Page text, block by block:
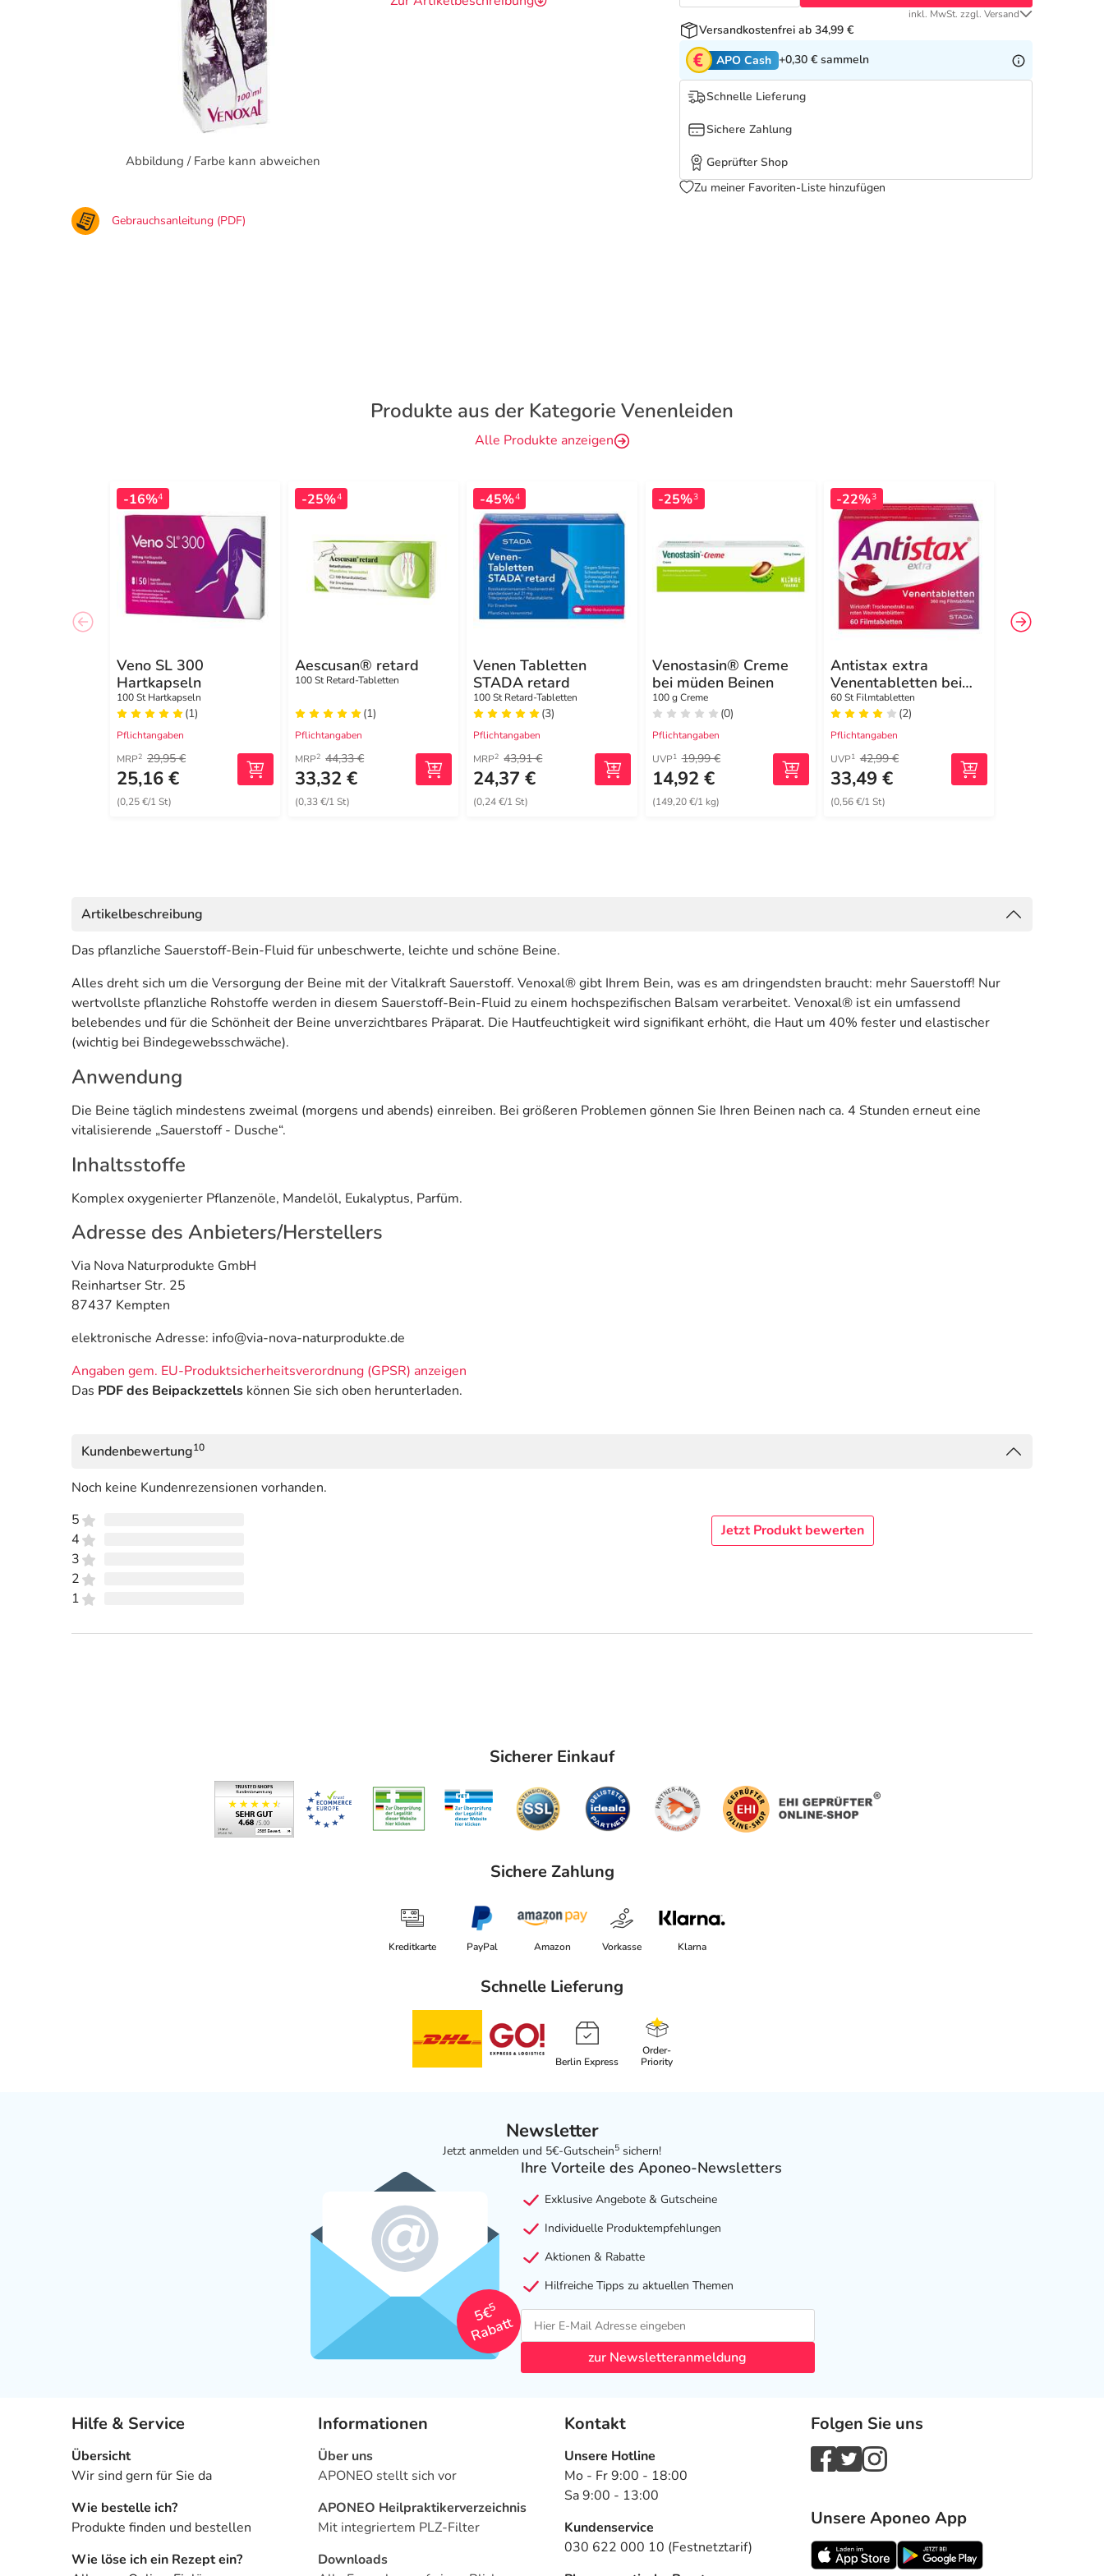
Abbildung / Farbe kann abweichen
inkl. MwSt. zzgl. Versand
Versandkostenfrei ab 34,99 €
APO Cash +0,30 € sammeln
Schnelle Lieferung
Sichere Zahlung
Geprüfter Shop
Zu meiner Favoriten-Liste hinzufügen
Gebrauchsanleitung (PDF)
Produkte aus der Kategorie Venenleiden
Alle Produkte anzeigen
-16%4
Veno SL 300
Hartkapseln
100 St Hartkapseln
(1)
Pflichtangaben
MRP2 29,95 €
25,16 €
(0,25 €/1 St)
-25%4
Aescusan® retard
100 St Retard-Tabletten
(1)
Pflichtangaben
MRP2 44,33 €
33,32 €
(0,33 €/1 St)
-45%4
Venen Tabletten
STADA retard
100 St Retard-Tabletten
(3)
Pflichtangaben
MRP2 43,91 €
24,37 €
(0,24 €/1 St)
-25%3
Venostasin® Creme
bei müden Beinen
100 g Creme
(0)
Pflichtangaben
UVP1 19,99 €
14,92 €
(149,20 €/1 kg)
-22%3
Antistax extra
Venentabletten bei
Krampfadern
60 St Filmtabletten
(2)
Pflichtangaben
UVP1 42,99 €
33,49 €
(0,56 €/1 St)
Artikelbeschreibung
Das pflanzliche Sauerstoff-Bein-Fluid für unbeschwerte, leichte und schöne Beine.
Alles dreht sich um die Versorgung der Beine mit der Vitalkraft Sauerstoff. Venoxal® gibt Ihrem Bein, was es am dringendsten braucht: mehr Sauerstoff! Nur
wertvollste pflanzliche Rohstoffe werden in diesem Sauerstoff-Bein-Fluid zu einem hochspezifischen Balsam verarbeitet. Venoxal® ist ein umfassend
belebendes und für die Schönheit der Beine unverzichtbares Präparat. Die Hautfeuchtigkeit wird signifikant erhöht, die Haut um 40% fester und elastischer
(wichtig bei Bindegewebsschwäche).
Anwendung
Die Beine täglich mindestens zweimal (morgens und abends) einreiben. Bei größeren Problemen gönnen Sie Ihren Beinen nach ca. 4 Stunden erneut eine
vitalisierende „Sauerstoff - Dusche“.
Inhaltsstoffe
Komplex oxygenierter Pflanzenöle, Mandelöl, Eukalyptus, Parfüm.
Adresse des Anbieters/Herstellers
Via Nova Naturprodukte GmbH
Reinhartser Str. 25
87437 Kempten
elektronische Adresse: info@via-nova-naturprodukte.de
Angaben gem. EU-Produktsicherheitsverordnung (GPSR) anzeigen
Das PDF des Beipackzettels können Sie sich oben herunterladen.
Kundenbewertung10
Noch keine Kundenrezensionen vorhanden.
5
4
3
2
1
Jetzt Produkt bewerten
Sicherer Einkauf
Sichere Zahlung
Kreditkarte PayPal Amazon Vorkasse Klarna
Schnelle Lieferung
Berlin Express
Order-
Priority
Newsletter
Jetzt anmelden und 5€-Gutschein5 sichern!
5€
5
Rabatt
Ihre Vorteile des Aponeo-Newsletters
Exklusive Angebote & Gutscheine
Individuelle Produktempfehlungen
Aktionen & Rabatte
Hilfreiche Tipps zu aktuellen Themen
zur Newsletteranmeldung
Hilfe & Service
Übersicht
Wir sind gern für Sie da
Wie bestelle ich?
Produkte finden und bestellen
Wie löse ich ein Rezept ein?
Informationen
Über uns
APONEO stellt sich vor
APONEO Heilpraktikerverzeichnis
Mit integriertem PLZ-Filter
Downloads
Kontakt
Unsere Hotline
Mo - Fr 9:00 - 18:00
Sa 9:00 - 13:00
Kundenservice
030 622 000 10 (Festnetztarif)
Folgen Sie uns
Unsere Aponeo App